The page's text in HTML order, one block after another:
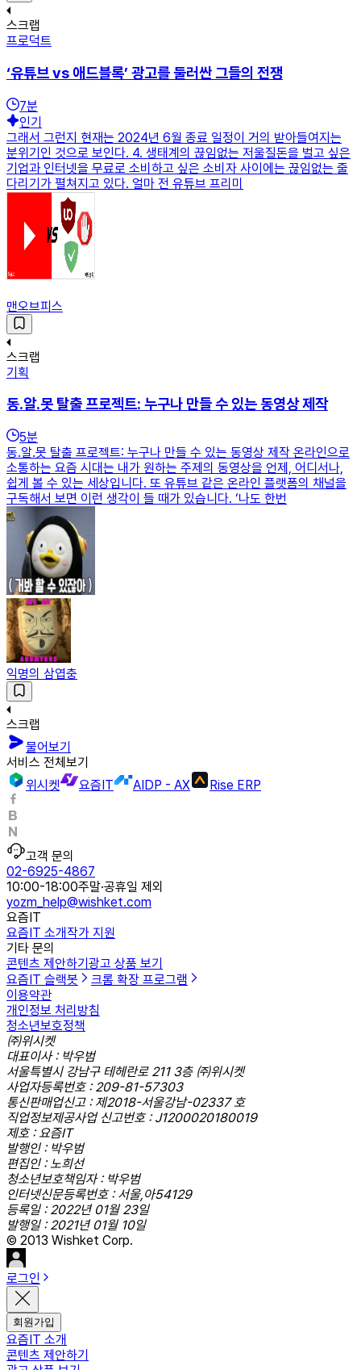
스크랩
프로덕트
‘유튜브 vs 애드블록’ 광고를 둘러싼 그들의 전쟁
7분
인기
그래서 그런지 현재는 2024년 6월 종료 일정이 거의 받아들여지는
분위기인 것으로 보인다. 4. 생태계의 끊임없는 저울질돈을 벌고 싶은
기업과 인터넷을 무료로 소비하고 싶은 소비자 사이에는 끊임없는 줄
다리기가 펼쳐지고 있다. 얼마 전 유튜브 프리미
맨오브피스
스크랩
기획
동.알.못 탈출 프로젝트: 누구나 만들 수 있는 동영상 제작
5분
동.알.못 탈출 프로젝트: 누구나 만들 수 있는 동영상 제작 온라인으로
소통하는 요즘 시대는 내가 원하는 주제의 동영상을 언제, 어디서나,
쉽게 볼 수 있는 세상입니다. 또 유튜브 같은 온라인 플랫폼의 채널을
구독해서 보면 이런 생각이 들 때가 있습니다. ‘나도 한번
익명의 삼엽충
스크랩
물어보기
서비스 전체보기
위시켓
요즘IT AIDP - AX Rise ERP
고객 문의
02-6925-4867
10:00-18:00주말·공휴일 제외
yozm_help@wishket.com
요즘IT
요즘IT 소개작가 지원
기타 문의
콘텐츠 제안하기 광고 상품 보기
요즘IT 슬랙봇
크롬 확장 프로그램
이용약관
개인정보 처리방침
청소년보호정책
㈜위시켓
대표이사 : 박우범
서울특별시 강남구 테헤란로 211 3층 ㈜위시켓
사업자등록번호 : 209-81-57303
통신판매업신고 : 제2018-서울강남-02337 호
직업정보제공사업 신고번호 : J1200020180019
제호 : 요즘IT
발행인 : 박우범
편집인 : 노희선
청소년보호책임자 : 박우범
인터넷신문등록번호 : 서울,아54129
등록일 : 2022년 01월 23일
발행일 : 2021년 01월 10일
© 2013 Wishket Corp.
로그인
회원가입
요즘IT 소개
콘텐츠 제안하기